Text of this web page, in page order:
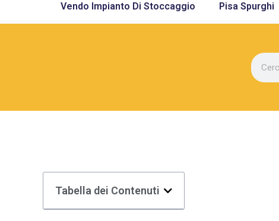
Vendo Impianto Di Stoccaggio Pisa Spurghi
Tabella dei Contenuti